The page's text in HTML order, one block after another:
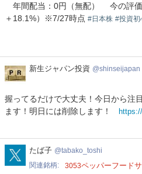
年間配当：0円（無配） 今の評価
＋18.1%）※7/27時点 #日本株 #投資初
新
ャ
パ
資
新生ジャパン投資 shinseijapan
握ってるだけで大丈夫！今日から注
ます！明日には削除します！
tabako_toshi
たば子 tabako_toshi
関連銘柄
3053ペッパーフード